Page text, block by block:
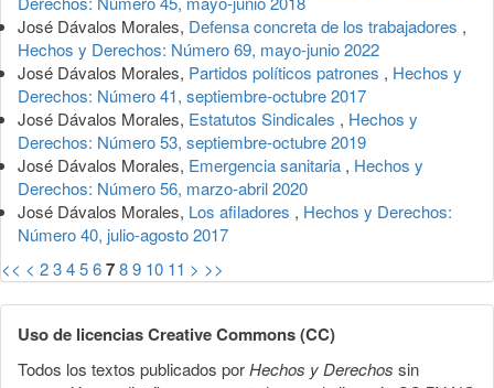
José Dávalos Morales, Defensa concreta de los trabajadores ,
Hechos y Derechos: Número 69, mayo-junio 2022
José Dávalos Morales, Partidos políticos patrones , Hechos y
Derechos: Número 41, septiembre-octubre 2017
José Dávalos Morales, Estatutos Sindicales , Hechos y
Derechos: Número 53, septiembre-octubre 2019
José Dávalos Morales, Emergencia sanitaria , Hechos y
Derechos: Número 56, marzo-abril 2020
José Dávalos Morales, Los afiladores , Hechos y Derechos:
Número 40, julio-agosto 2017
<< < 23456789 10 11 > >>
Uso de licencias Creative Commons (CC)
Todos los textos publicados porHechos y Derechos sin